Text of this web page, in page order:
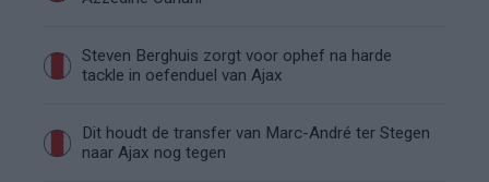
Steven Berghuis zorgt voor ophef na harde
tackle in oefenduel van Ajax
Dit houdt de transfer van Marc-André ter Stegen
naar Ajax nog tegen